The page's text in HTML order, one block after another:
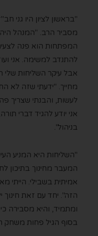
"בראשון לציון היו גני
מסביר הרב. "המנהל היה
המפתחות הוא פנה
להתנדב למשימה. אני
אבל עיקר השליחות שלי
מחייך. "ידעתי שזה לא
לעשות, והבנתי שצריך
אני יודע להגיד דברי
בניהול".
"השליחות היא המניע
המעבר מחינוך בתיכון
אמיתית בשבילי. הייתי
הזה". יחד עם זאת
ומתמיד, והיא מסבירה
בסוף הגיל פחות משחק